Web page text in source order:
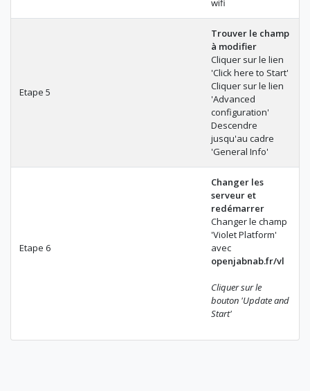
wifi
Etape 5
Trouver le champ
à modifier
Cliquer sur le lien
'Click here to Start'
Cliquer sur le lien
'Advanced
configuration'
Descendre
jusqu'au cadre
'General Info'
Etape 6
Changer les
serveur et
redémarrer
Changer le champ
'Violet Platform'
avec
openjabnab.fr/vl
Cliquer sur le
bouton 'Update and
Start'